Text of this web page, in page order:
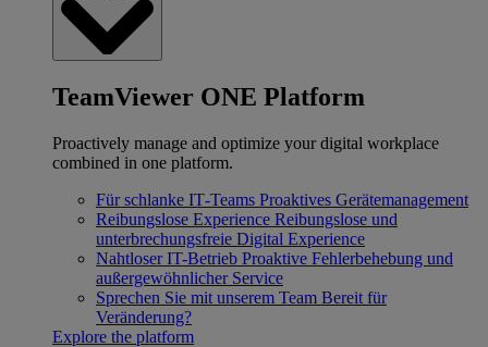
TeamViewer ONE Platform
Proactively manage and optimize your digital workplace
combined in one platform.
Für schlanke IT‐Teams Proaktives Gerätemanagement
Reibungslose Experience Reibungslose und
unterbrechungsfreie Digital Experience
Nahtloser IT-Betrieb Proaktive Fehlerbehebung und
außergewöhnlicher Service
Sprechen Sie mit unserem Team Bereit für
Veränderung?
Explore the platform